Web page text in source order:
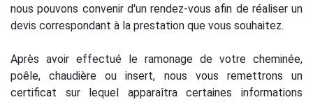
nous pouvons convenir d'un rendez-vous afin de réaliser un
devis correspondant à la prestation que vous souhaitez.
Après avoir effectué le ramonage de votre cheminée,
poêle, chaudière ou insert, nous vous remettrons un
certificat sur lequel apparaîtra certaines informations